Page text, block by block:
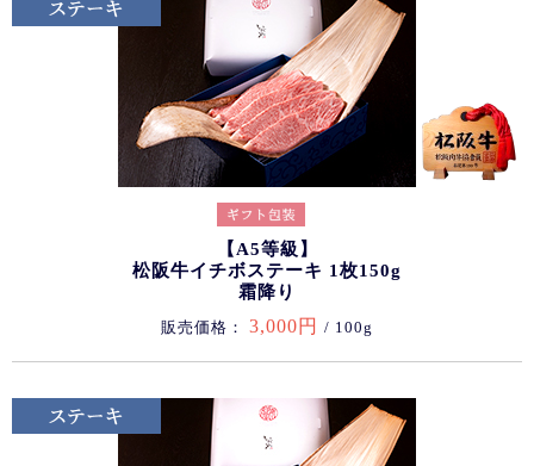
【A5等級】
松阪牛イチボステーキ 1枚150g
霜降り
販売価格： 3,000円 / 100g